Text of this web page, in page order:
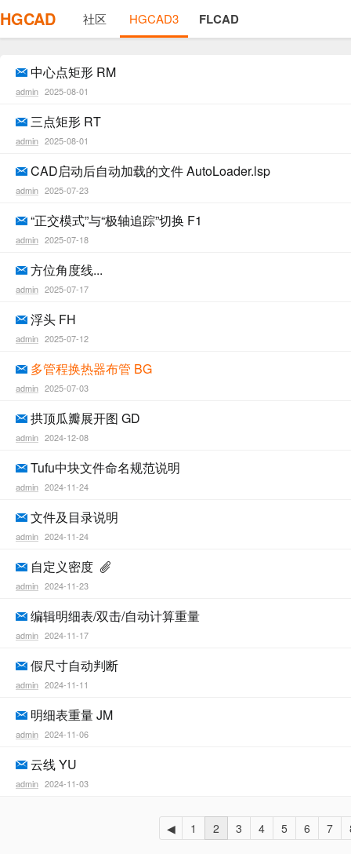
HGCAD 社区 HGCAD3 FLCAD
中心点矩形 RM
admin 2025-08-01
三点矩形 RT
admin 2025-08-01
CAD启动后自动加载的文件 AutoLoader.lsp
admin 2025-07-23
“正交模式”与“极轴追踪”切换 F1
admin 2025-07-18
方位角度线...
admin 2025-07-17
浮头 FH
admin 2025-07-12
多管程换热器布管 BG
admin 2025-07-03
拱顶瓜瓣展开图 GD
admin 2024-12-08
Tufu中块文件命名规范说明
admin 2024-11-24
文件及目录说明
admin 2024-11-24
自定义密度
admin 2024-11-23
编辑明细表/双击/自动计算重量
admin 2024-11-17
假尺寸自动判断
admin 2024-11-11
明细表重量 JM
admin 2024-11-06
云线 YU
admin 2024-11-03
◀ 1 2 3 4 5 6 7